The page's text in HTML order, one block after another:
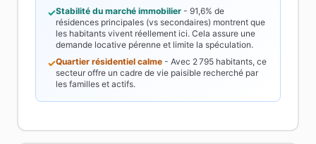
✓Stabilité du marché immobilier - 91,6% de
résidences principales (vs secondaires) montrent que
les habitants vivent réellement ici. Cela assure une
demande locative pérenne et limite la spéculation.
✓Quartier résidentiel calme - Avec 2 795 habitants, ce
secteur offre un cadre de vie paisible recherché par
les familles et actifs.